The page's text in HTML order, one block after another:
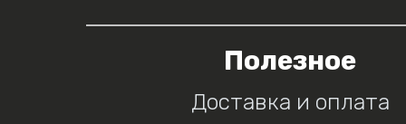
Полезное
Доставка и оплата